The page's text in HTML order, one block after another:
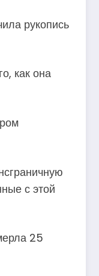
рукопись
как она
с этой
25